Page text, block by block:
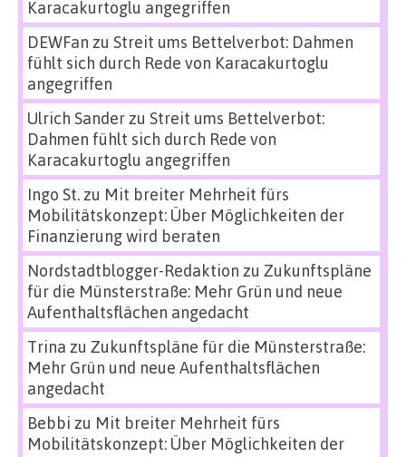
Karacakurtoglu angegriffen
DEWFan zu Streit ums Bettelverbot: Dahmen
fühlt sich durch Rede von Karacakurtoglu
angegriffen
Ulrich Sanderzu Streit ums Bettelverbot:
Dahmen fühlt sich durch Rede von
Karacakurtoglu angegriffen
Ingo St.zu Mit breiter Mehrheit fürs
Mobilitätskonzept: Über Möglichkeiten der
Finanzierung wird beraten
Nordstadtblogger-Redaktion zu Zukunftspläne
für die Münsterstraße: Mehr Grün und neue
Aufenthaltsflächen angedacht
Trina zu Zukunftspläne für die Münsterstraße:
Mehr Grün und neue Aufenthaltsflächen
angedacht
Bebbi zu Mit breiter Mehrheit fürs
Mobilitätskonzept: Über Möglichkeiten der